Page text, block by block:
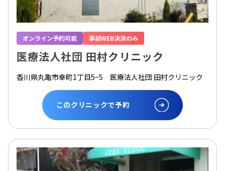
オンライン予約可能 事前WEB決済のみ
医療法人社団 田村クリニック
香川県丸亀市幸町1丁目5−5 医療法人社団 田村クリニック
このクリニックで予約